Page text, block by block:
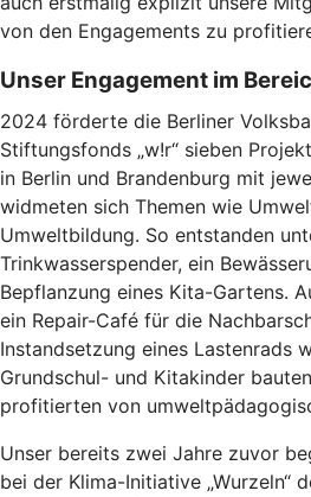
von den Engagements zu
Unser Engagement im
2024 förderte die Berliner
Stiftungsfonds „w!r“ sieben
in Berlin und Brandenburg mit
widmeten sich Themen wie
Umweltbildung. So entstanden
Trinkwasserspender, ein
Bepflanzung eines Kita-Gartens.
ein Repair-Café für die
Instandsetzung eines Lastenrads
Grundschul- und Kitakinder
profitierten von
Unser bereits zwei Jahre zuvor
bei der Klima-Initiative „Wurzeln“